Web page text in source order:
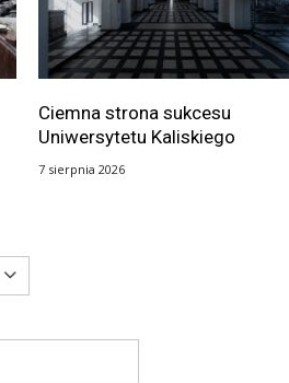
Ciemna strona sukcesu
Uniwersytetu Kaliskiego
7 sierpnia 2026